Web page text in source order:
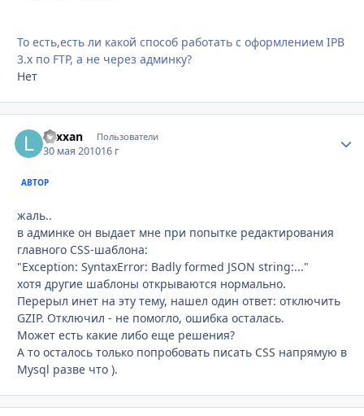
То есть,есть ли какой способ работать с оформлением IPB
3.х по FTP, а не через админку?
Нет
Lexxan Пользователи
30 мая 201016 г
АВТОР
жаль..
в админке он выдает мне при попытке редактирования
главного CSS-шаблона:
"Exception: SyntaxError: Badly formed JSON string:..."
хотя другие шаблоны открываются нормально.
Перерыл инет на эту тему, нашел один ответ: отключить
GZIP. Отключил - не помогло, ошибка осталась.
Может есть какие либо еще решения?
А то осталось только попробовать писать CSS напрямую в
Mysql разве что ).